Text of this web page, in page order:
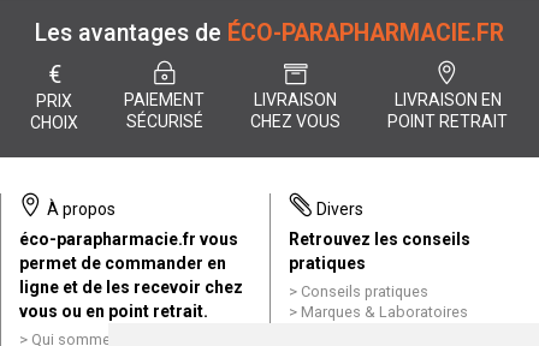
Les avantages de ÉCO-PARAPHARMACIE.FR
€
PRIX
CHOIX
PAIEMENT
SÉCURISÉ
LIVRAISON
CHEZ VOUS
LIVRAISON EN
POINT RETRAIT
À propos
éco-parapharmacie.fr vous
permet de commander en
ligne et de les recevoir chez
vous ou en point retrait.
Qui sommes nous ?
Divers
Retrouvez les conseils
pratiques
Conseils pratiques
Marques & Laboratoires